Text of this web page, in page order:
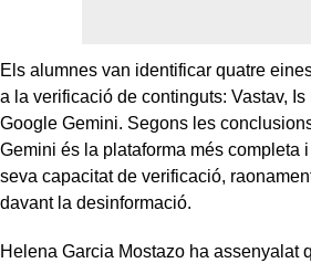
Els alumnes van identificar quatre
a la verificació de continguts: Vastav,
Google Gemini. Segons les
Gemini és la plataforma més completa
seva capacitat de verificació,
davant la desinformació.
Helena Garcia Mostazo ha assenyalat